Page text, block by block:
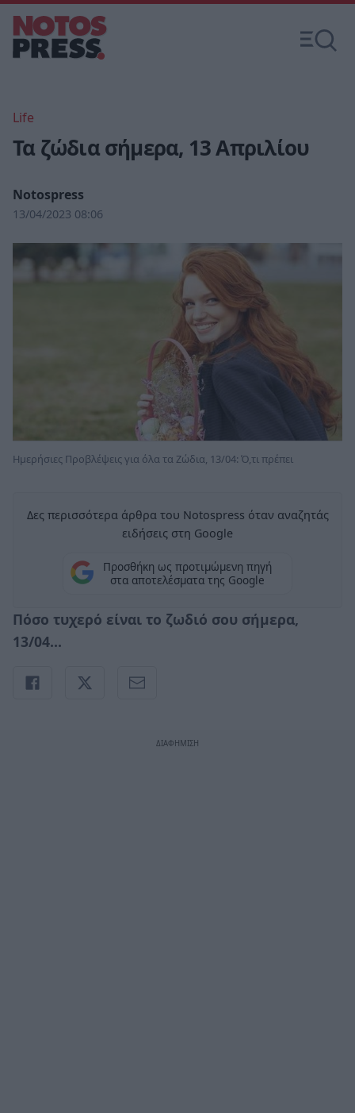
Life
Τα ζώδια σήμερα, 13 Απριλίου
Notospress
13/04/2023 08:06
Ημερήσιες Προβλέψεις για όλα τα Ζώδια, 13/04: Ό,τι πρέπει
Δες περισσότερα άρθρα του Notospress όταν αναζητάς
ειδήσεις στη Google
Προσθήκη ως προτιμώμενη πηγή
στα αποτελέσματα της Google
Πόσο τυχερό είναι το ζωδιό σου σήμερα,
13/04...